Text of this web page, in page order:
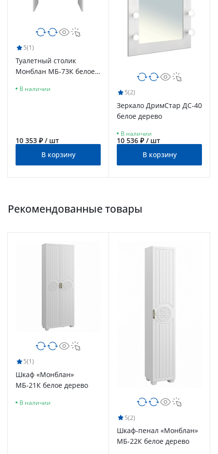
5(1)
Туалетный столик
Монблан МБ-73К белое
В наличии
10 353 ₽ / шт
В корзину
5(2)
Зеркало ДримСтар ДС-40
белое дерево
В наличии
10 536 ₽ / шт
В корзину
Рекомендованные товары
5(1)
Шкаф «Монблан»
МБ-21К белое дерево
В наличии
5(2)
Шкаф-пенал «Монблан»
МБ-22К белое дерево